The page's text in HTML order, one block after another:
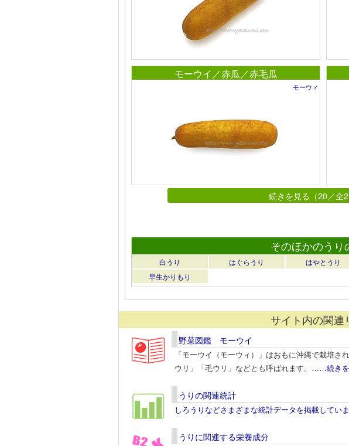
モーウイ／赤瓜／赤毛瓜
モーウィ
続きを見る（20／全
そのほかのうり
白うり はぐらうり はやとうり
早生かりもり
サイト内の関連
野菜図鑑 モーウイ
「モーウイ（モーウィ）」はおもに沖縄で栽培
ウリ」「毛ウリ」などとも呼ばれます。 ……続き
うりの関連統計
しろうりなどさまざまな統計データを掲載してい
うりに関連する栄養成分